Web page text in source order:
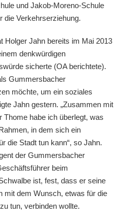
und Jakob-Moreno-Schule
die Verkehrserziehung.
Holger Jahn bereits im Mai 2013
denkwürdigen
sicherte (OA berichtete).
Gummersbacher
möchte, um ein soziales
Jahn gestern. „Zusammen mit
Thome habe ich überlegt, was
in dem sich ein
die Stadt tun kann“, so Jahn.
der Gummersbacher
beim
ist, fest, dass er seine
mit dem Wunsch, etwas für die
tun, verbinden wollte.